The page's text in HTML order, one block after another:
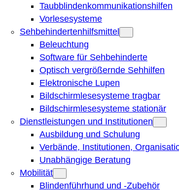
Taubblindenkommunikationshilfen
Vorlesesysteme
Sehbehindertenhilfsmittel
Beleuchtung
Software für Sehbehinderte
Optisch vergrößernde Sehhilfen
Elektronische Lupen
Bildschirmlesesysteme tragbar
Bildschirmlesesysteme stationär
Dienstleistungen und Institutionen
Ausbildung und Schulung
Verbände, Institutionen,
Unabhängige Beratung
Mobilität
Blindenführhund und -Zubehör